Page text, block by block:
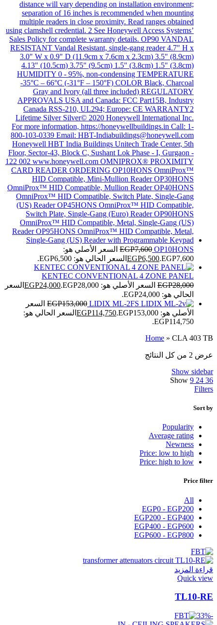
OP10HONS
EGP7,600
السعر الأصلي هو:
EGP7,600.
EGP6,500 السعر الحالي هو: EGP6,500.
KENTEC CONVENTIONAL 4 ZONE PANEL
EGP28,000 السعر الأصلي هو: EGP28,000. EGP24,000
السعر
الحالي هو: EGP24,000.
LIDIX ML-2FS
EGP153,000
السعر
الأصلي هو: EGP153,000.
EGP114,750
السعر الحالي هو:
EGP114,750.
Home » CLA 403 TB
عرض ⁦2⁩ من كل النتائج
Show sidebar
Show 9 24 36
Filters
Sort by
Popularity
Average rating
Newness
Price: low to high
Price: high to low
Price filter
All
EGP0 - EGP200
EGP200 - EGP400
EGP400 - EGP600
EGP600 - EGP800
قراءة المزيد
Quick view
TL10-RE
-33%